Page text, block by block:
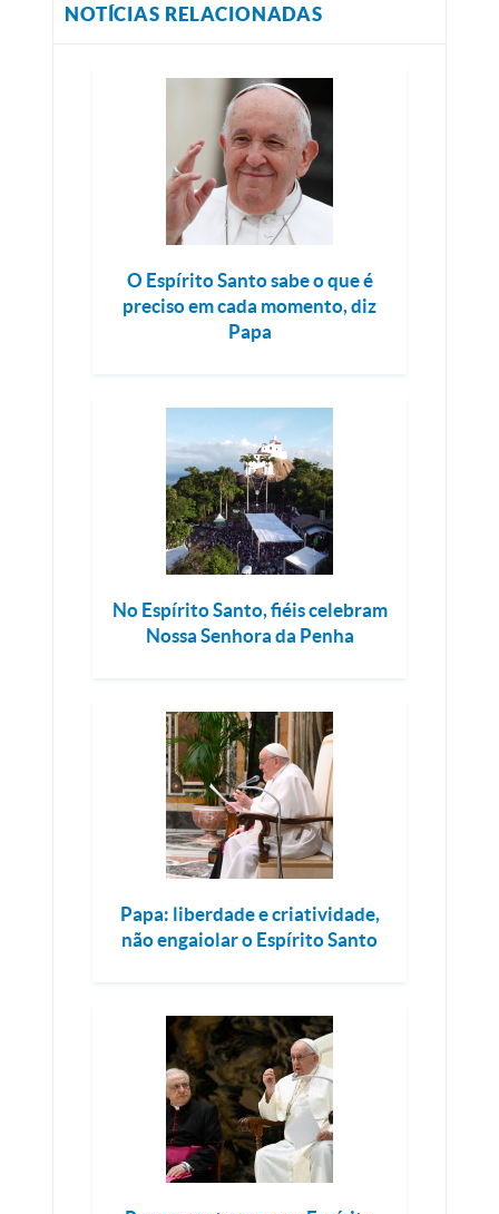
NOTÍCIAS RELACIONADAS
O Espírito Santo sabe o que é
preciso em cada momento, diz
Papa
No Espírito Santo, fiéis celebram
Nossa Senhora da Penha
Papa: liberdade e criatividade,
não engaiolar o Espírito Santo